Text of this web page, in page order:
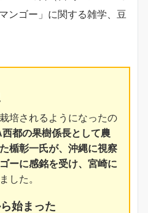
ンゴー」に関する雑学、豆
培されるようになったの
都の果樹係長として農
楯彰一氏が、沖縄に視察
ーに感銘を受け、宮崎に
した。
始まった